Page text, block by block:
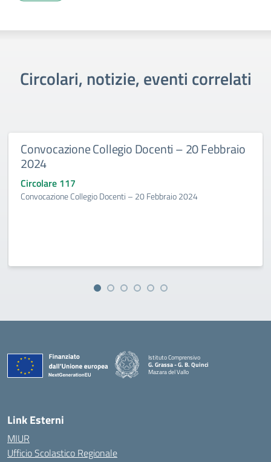
Circolari, notizie, eventi correlati
Convocazione Collegio Docenti – 20 Febbraio
2024
Circolare 117
Convocazione Collegio Docenti – 20 Febbraio 2024
Istituto Comprensivo
G. Grassa - G. B. Quinci
Mazara del Vallo
Link Esterni
MIUR
Ufficio Scolastico Regionale